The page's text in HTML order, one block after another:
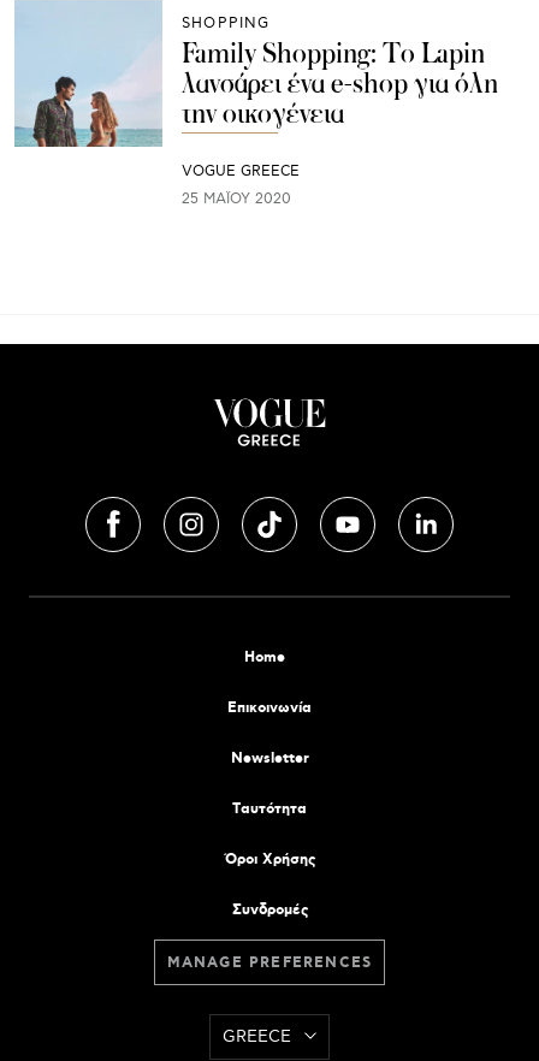
SHOPPING
Family Shopping: Το Lapin
λανσάρει ένα e-shop για όλη
την οικογένεια
VOGUE GREECE
25 ΜΑΪ́ΟΥ 2020
Home
Επικοινωνία
Newsletter
Tαυτότητα
Όροι Χρήσης
Συνδρομές
MANAGE PREFERENCES
GREECE